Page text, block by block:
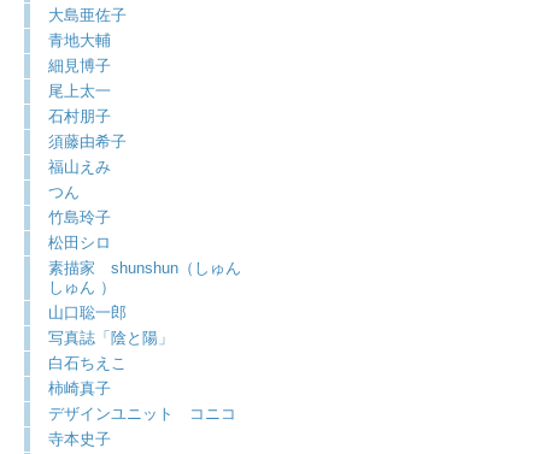
大島亜佐子
青地大輔
細見博子
尾上太一
石村朋子
須藤由希子
福山えみ
つん
竹島玲子
松田シロ
素描家 shunshun（しゅん
しゅん ）
山口聡一郎
写真誌「陰と陽」
白石ちえこ
柿崎真子
デザインユニット コニコ
寺本史子